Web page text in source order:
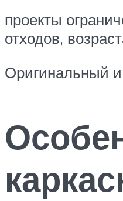
проекты
отходов,
Оригинальный